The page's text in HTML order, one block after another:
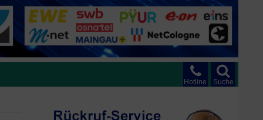
Suche
Hotline